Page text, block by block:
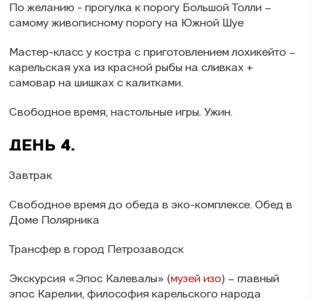
По желанию - прогулка к порогу Большой Толли –
самому живописному порогу на Южной Шуе
Мастер-класс у костра с приготовлением лохикейто –
карельская уха из красной рыбы на сливках +
самовар на шишках с калитками.
Свободное время, настольные игры. Ужин.
ДЕНЬ 4.
Завтрак
Свободное время до обеда в эко-комплексе. Обед в
Доме Полярника
Трансфер в город Петрозаводск
Экскурсия «Эпос Калевалы» (музей изо) – главный
эпос Карелии, философия карельского народа